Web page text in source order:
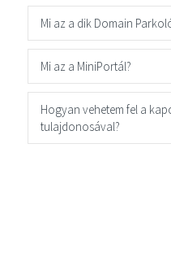
Mi az a dik Domain
Mi az a MiniPortál?
Hogyan vehetem fel a
tulajdonosával?